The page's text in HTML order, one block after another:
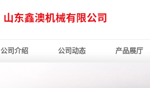
公司介绍 公司动态 产品展厅